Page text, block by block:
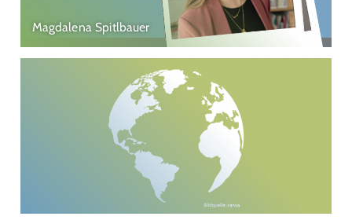
Magdalena Spitlbauer